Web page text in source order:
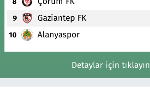
9 Gaziantep FK
10 Alanyaspor
Detaylar için tıklayın